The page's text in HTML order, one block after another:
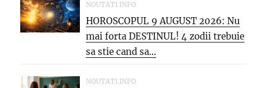
NOUTATI.INFO
HOROSCOPUL 9 AUGUST 2026: Nu
mai forta DESTINUL! 4 zodii trebuie
sa stie cand sa...
NOUTATI.INFO